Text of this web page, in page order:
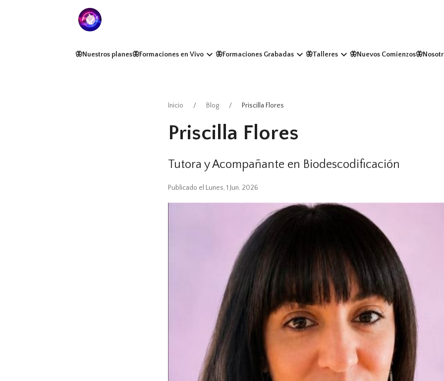
🦋Nuestros planes🦋Formaciones en Vivo keyboard_arrow_down🦋Formaciones Grabadas keyboard_arrow_down🦋Talleres keyboard_arrow_down🦋Nuevos Comienzos
Inicio Blog Priscilla Flores
Priscilla Flores
Tutora y Acompañante en Biodescodificación
Publicado el Lunes, 1 Jun. 2026